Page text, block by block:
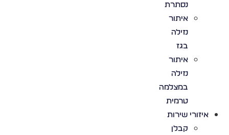
נסתרת
איתור
נזילה
בגז
איתור
נזילה
במצלמה
טרמית
איזורי שירות
קבלן